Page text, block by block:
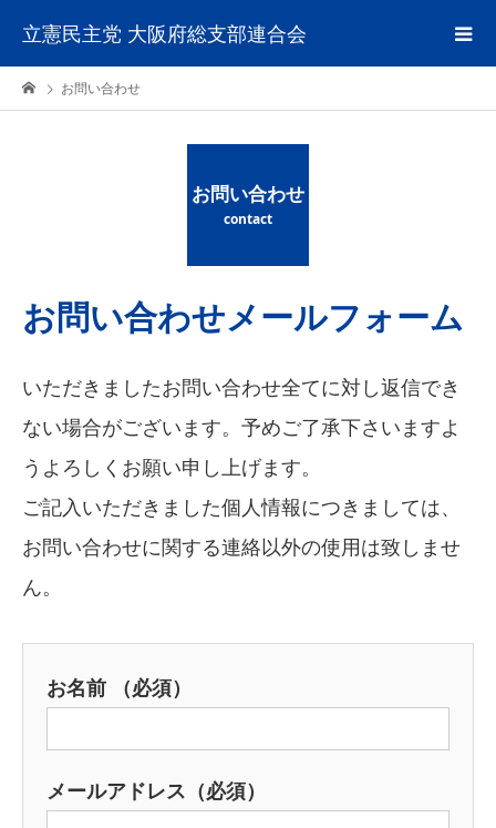
立憲民主党 大阪府総支部連合会
お問い合わせ
お問い合わせ
contact
お問い合わせメールフォーム
いただきましたお問い合わせ全てに対し返信でき
ない場合がございます。予めご了承下さいますよ
うよろしくお願い申し上げます。
ご記入いただきました個人情報につきましては、
お問い合わせに関する連絡以外の使用は致しませ
ん。
お名前 （必須）
メールアドレス（必須）